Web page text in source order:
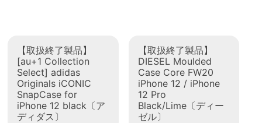
【取扱終了製品】
[au+1 Collection
Select] adidas
Originals iCONIC
SnapCase for
iPhone 12 black〔ア
ディダス〕
【取扱終了製品】
DIESEL Moulded
Case Core FW20
iPhone 12 / iPhone
12 Pro
Black/Lime〔ディー
ゼル〕